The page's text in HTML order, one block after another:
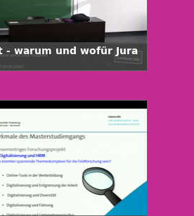
- warum und wofür Jura